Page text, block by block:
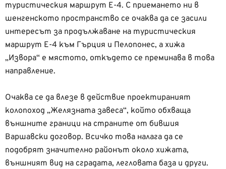
туристическия маршрут Е-4. С приемането ни в
шенгенското пространство се очаква да се засили
интересът за продължаване на туристическия
маршрут Е-4 към Гърция и Пелопонес, а хижа
„Извора“ е мястото, откъдето се преминава в това
направление.
Очаква се да влезе в действие проектираният
колопоход „Желязната завеса“, който обхваща
външните граници на страните от бившия
Варшавски договор. Всичко това налага да се
подобрят значително районът около хижата,
външният вид на сградата, легловата база и други.